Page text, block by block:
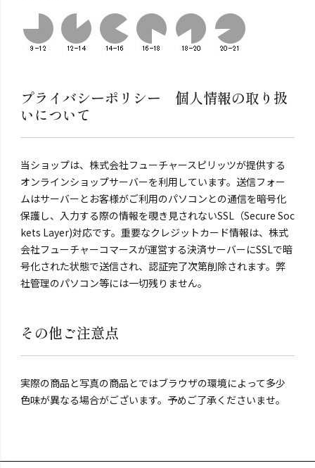
プライバシーポリシー 個人情報の取り扱
いについて
当ショップは、株式会社フューチャースピリッツが提供する
オンラインショップサーバーを利用しています。送信フォー
ムはサーバーとお客様がご利用のパソコンとの通信を暗号化
保護し、入力する際の情報を覗き見されないSSL（Secure Soc
kets Layer)対応です。重要なクレジットカード情報は、株式
会社フューチャーコマースが運営する決済サーバーにSSLで暗
号化された状態で送信され、認証完了次第削除されます。弊
社管理のパソコン等には一切残りません。
その他ご注意点
実際の商品と写真の商品とではブラウザの環境によって多少
色味が異なる場合がございます。予めご了承くださいませ。